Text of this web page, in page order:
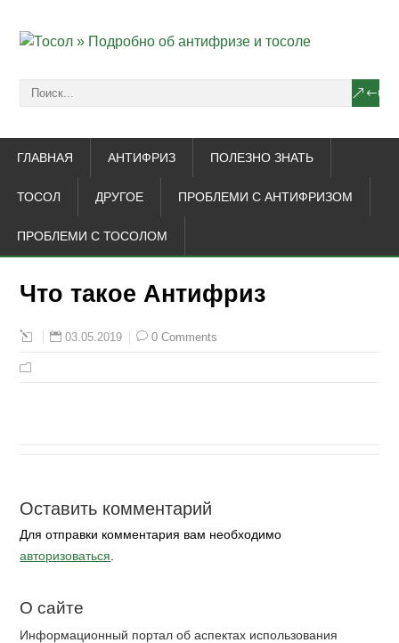
ГЛАВНАЯ АНТИФРИЗ ПОЛЕЗНО ЗНАТЬ
ТОСОЛ ДРУГОЕ ПРОБЛЕМИ С АНТИФРИЗОМ
ПРОБЛЕМИ С ТОСОЛОМ
Что такое Антифриз
03.05.2019 0 Comments
Оставить комментарий
Для отправки комментария вам необходимо
авторизоваться
О сайте
Информационный портал об аспектах использования